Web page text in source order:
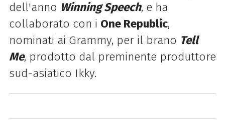
dell'anno Winning Speech, e ha
collaborato con i One Republic,
nominati ai Grammy, per il brano Tell
Me, prodotto dal preminente produttore
sud-asiatico Ikky.